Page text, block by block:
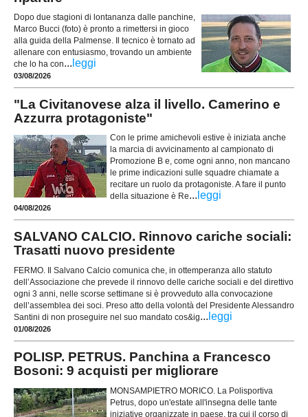
Dopo due stagioni di lontananza dalle panchine,
Marco Bucci (foto) è pronto a rimettersi in gioco
alla guida della Palmense. Il tecnico è tornato ad
allenare con entusiasmo, trovando un ambiente
che lo ha con... leggi
03/08/2026
"La Civitanovese alza il livello. Camerino e
Azzurra protagoniste"
Con le prime amichevoli estive è iniziata anche
la marcia di avvicinamento al campionato di
Promozione B e, come ogni anno, non mancano
le prime indicazioni sulle squadre chiamate a
recitare un ruolo da protagoniste. A fare il punto
della situazione è Re... leggi
04/08/2026
SALVANO CALCIO. Rinnovo cariche sociali:
Trasatti nuovo presidente
FERMO. Il Salvano Calcio comunica che, in ottemperanza allo statuto
dell’Associazione che prevede il rinnovo delle cariche sociali e del direttivo
ogni 3 anni, nelle scorse settimane si è provveduto alla convocazione
dell’assemblea dei soci. Preso atto della volontà del Presidente Alessandro
Santini di non proseguire nel suo mandato cos&ig... leggi
01/08/2026
POLISP. PETRUS. Panchina a Francesco
Bosoni: 9 acquisti per migliorare
MONSAMPIETRO MORICO. La Polisportiva
Petrus, dopo un'estate all'insegna delle tante
iniziative organizzate in paese, tra cui il corso di